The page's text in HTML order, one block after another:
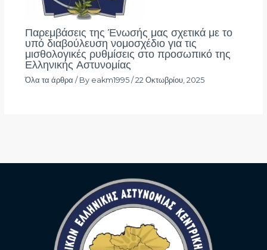
Παρεμβάσεις της Ένωσής μας σχετικά με το
υπό διαβούλευση νομοσχέδιο για τις
μισθολογικές ρυθμίσεις στο προσωπικό της
Ελληνικής Αστυνομίας
Όλα τα άρθρα / By eakm1995 /22 Οκτωβρίου, 2025